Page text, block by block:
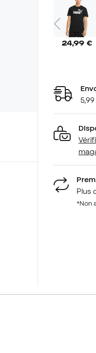
24,99 €
Plus
*Non